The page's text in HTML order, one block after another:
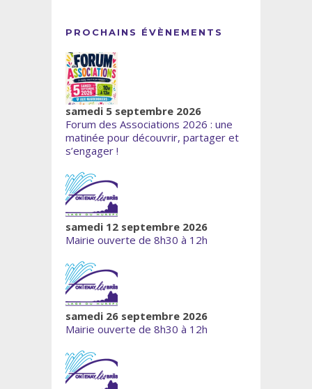
PROCHAINS ÉVÈNEMENTS
samedi 5 septembre 2026
Forum des Associations 2026 : une
matinée pour découvrir, partager et
s’engager !
samedi 12 septembre 2026
Mairie ouverte de 8h30 à 12h
samedi 26 septembre 2026
Mairie ouverte de 8h30 à 12h